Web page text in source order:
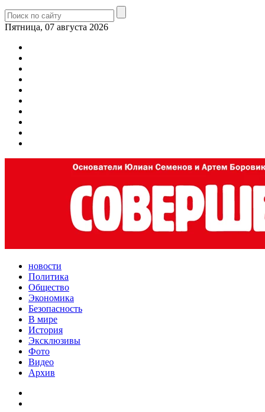
Пятница, 07 августа 2026
новости
Политика
Общество
Экономика
Безопасность
В мире
История
Эксклюзивы
Фото
Видео
Архив